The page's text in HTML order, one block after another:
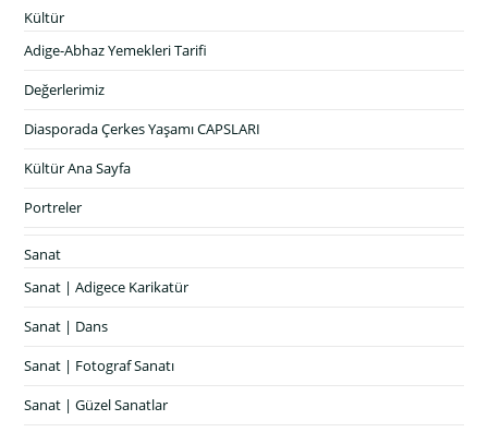
Kültür
Adige-Abhaz Yemekleri Tarifi
Değerlerimiz
Diasporada Çerkes Yaşamı CAPSLARI
Kültür Ana Sayfa
Portreler
Sanat
Sanat | Adigece Karikatür
Sanat | Dans
Sanat | Fotograf Sanatı
Sanat | Güzel Sanatlar